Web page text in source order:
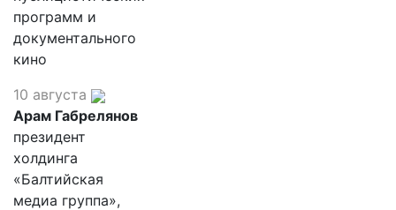
программ и
документального
кино
10 августа
Арам Габрелянов
президент
холдинга
«Балтийская
медиа группа»,